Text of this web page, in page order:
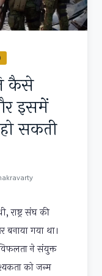
कैसे
इसमें
सकती
राष्ट्र संघ की
गया था।
विफलता ने संयुक्त
को जन्म